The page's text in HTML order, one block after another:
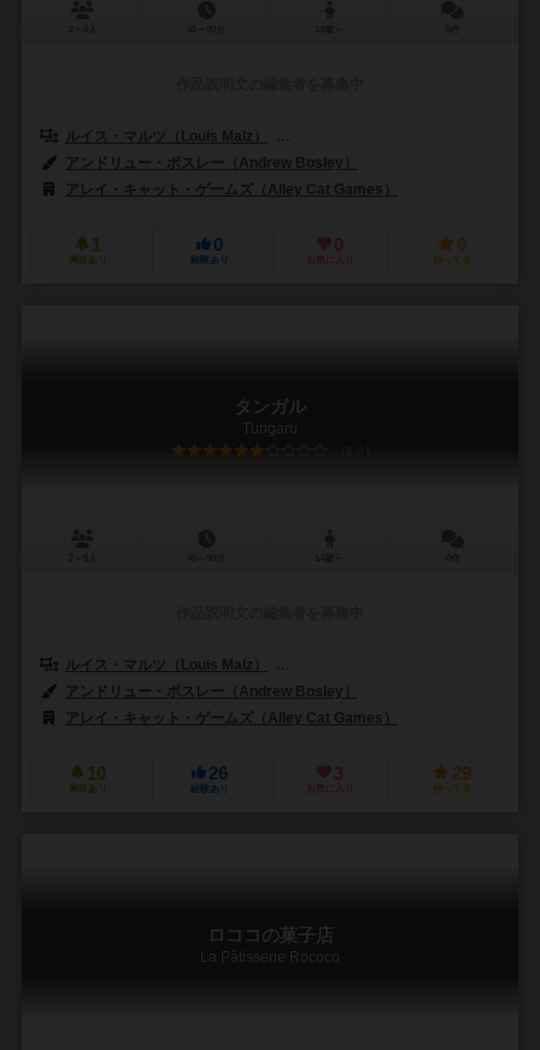
ルイス・マルツ（Louis Malz）
アンドリュー・ボスレー（Andrew Bosley）
アレイ・キャット・ゲームズ（Alley Cat Games）
1
興味あり
0
経験あり
0
お気に入り
0
持ってる
タンガル
Tungaru
6.0
ルイス・マルツ（Louis Malz）
アンドリュー・ボスレー（Andrew Bosley）
アレイ・キャット・ゲームズ（Alley Cat Games）
10
興味あり
26
経験あり
3
お気に入り
29
持ってる
ロココの菓子店
La Pâtisserie Rococo